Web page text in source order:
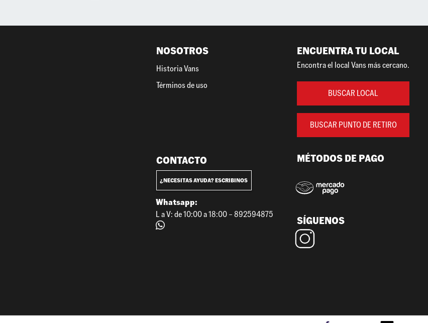
NOSOTROS
Historia Vans
Términos de uso
ENCUENTRA TU LOCAL
Encontra el local Vans más cercano.
BUSCAR LOCAL
BUSCAR PUNTO DE RETIRO
CONTACTO
¿NECESITAS AYUDA? ESCRIBINOS
Whatsapp:
L a V: de 10:00 a 18:00 – 892594875
MÉTODOS DE PAGO
SÍGUENOS